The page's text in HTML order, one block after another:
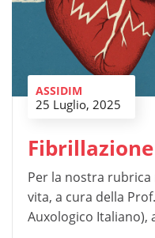
ASSIDIM
25 Luglio, 2025
Per la nostra
vita, a cura della
Auxologico Italiano),